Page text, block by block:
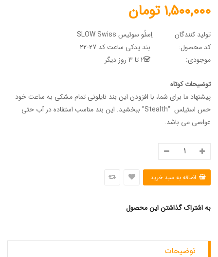
1,500,000 تومان
تولید کنندگان
اِسلُو سوئیس SLOW Swiss
کد محصول:
بند یدکی ساعت کد 27-22
موجودی:
2 تا 3 روز دیگر
توضیحات کوتاه
پیشنهاد ما برای شما، با افزودن این بند نایلونی تمام مشکی به ساعت خود
حس استیلس “Stealth” ببخشید. این بند مناسب استفاده در آب حتی
غواصی می باشد.
به اشتراک گذاشتن این محصول
توضیحات